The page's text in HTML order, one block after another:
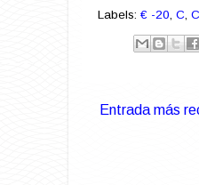
Labels: € -20 C
Entrada más